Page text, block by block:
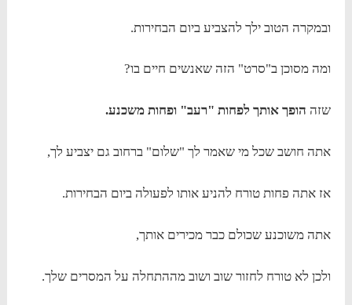
ובמקרה הטוב ילך להצביע ביום הבחירות.
ומה מסוכן ב"סרט" הזה שאנשים חיים בו?
שזה הופך אותך לפחות "רעב" ופחות משכנע.
אתה חושב שכל מי שאמר לך "שלום" ברחוב גם יצביע לך,
אז אתה פחות טורח להניע אותו לפעולה ביום הבחירות.
אתה משוכנע שכולם כבר מכירים אותך,
ולכן לא טורח לחזור שוב ושוב מההתחלה על המסרים שלך.